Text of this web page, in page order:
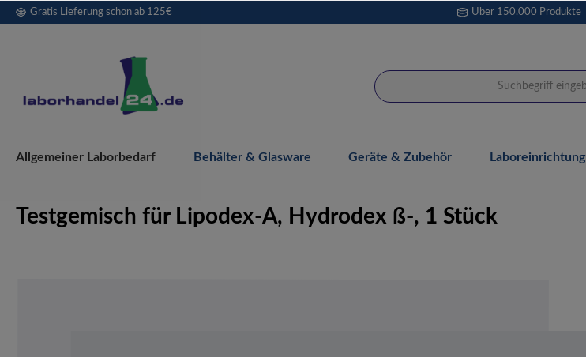
Zur Hauptnavigation springen
Gratis Lieferung schon ab 125€ Über 150.000 Produkte
Allgemeiner Laborbedarf Behälter & Glasware Geräte & Zubehör Laboreinrichtung
Testgemisch für Lipodex-A, Hydrodex ß-, 1 Stück